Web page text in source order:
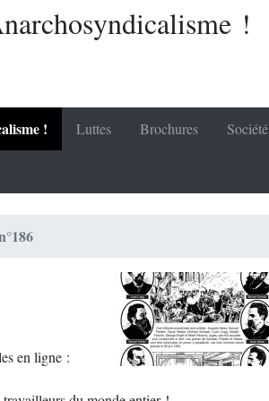
!
! Luttes Brochures Société
en ligne :